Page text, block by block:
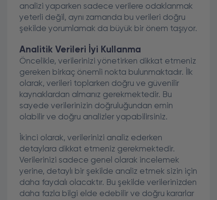
analizi yaparken sadece verilere odaklanmak
yeterli değil, aynı zamanda bu verileri doğru
şekilde yorumlamak da büyük bir önem taşıyor.
Analitik Verileri İyi Kullanma
Öncelikle, verilerinizi yönetirken dikkat etmeniz
gereken birkaç önemli nokta bulunmaktadır. İlk
olarak, verileri toplarken doğru ve güvenilir
kaynaklardan almanız gerekmektedir. Bu
sayede verilerinizin doğruluğundan emin
olabilir ve doğru analizler yapabilirsiniz.
İkinci olarak, verilerinizi analiz ederken
detaylara dikkat etmeniz gerekmektedir.
Verilerinizi sadece genel olarak incelemek
yerine, detaylı bir şekilde analiz etmek sizin için
daha faydalı olacaktır. Bu şekilde verilerinizden
daha fazla bilgi elde edebilir ve doğru kararlar